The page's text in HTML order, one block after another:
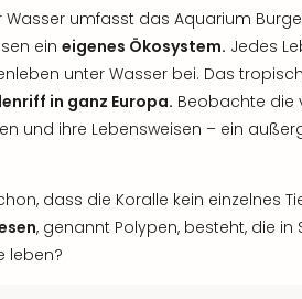
Wasser umfasst das Aquarium
ein eigenes Ökosystem. Jedes
unter Wasser bei. Das
in ganz Europa. Beobachte die
und ihre Lebensweisen – ein
dass die Koralle kein einzelnes
, genannt Polypen, besteht, die
leben?